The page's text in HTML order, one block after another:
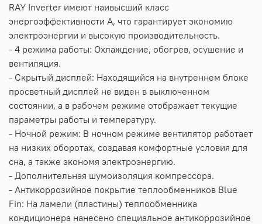
RAY Inverter имеют наивысший класс
энергоэффективности А, что гарантирует экономию
электроэнергии и высокую производительность.
- 4 режима работы: Охлаждение, обогрев, осушение и
вентиляция.
- Скрытый дисплей: Находящийся на внутреннем блоке
просветный дисплей не виден в выключенном
состоянии, а в рабочем режиме отображает текущие
параметры работы и температуру.
- Ночной режим: В ночном режиме вентилятор работает
на низких оборотах, создавая комфортные условия для
сна, а также экономя электроэнергию.
- Дополнительная шумоизоляция компрессора.
- Антикоррозийное покрытие теплообменников Blue
Fin: На ламели (пластины) теплообменника
кондиционера нанесено специальное антикоррозийное